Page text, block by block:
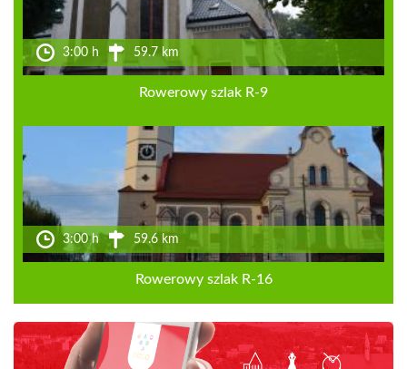
3:00 h 59.7 km
Rowerowy szlak R-9
3:00 h 59.6 km
Rowerowy szlak R-16